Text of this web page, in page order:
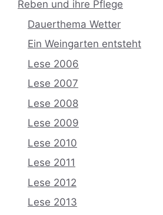
Reben und ihre Pflege
Dauerthema Wetter
Ein Weingarten entsteht
Lese 2006
Lese 2007
Lese 2008
Lese 2009
Lese 2010
Lese 2011
Lese 2012
Lese 2013